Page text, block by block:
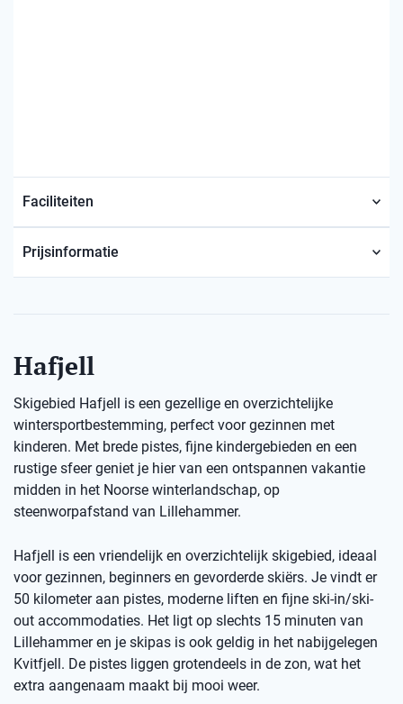
Faciliteiten
Prijsinformatie
Hafjell
Skigebied Hafjell is een gezellige en overzichtelijke
wintersportbestemming, perfect voor gezinnen met
kinderen. Met brede pistes, fijne kindergebieden en een
rustige sfeer geniet je hier van een ontspannen vakantie
midden in het Noorse winterlandschap, op
steenworpafstand van Lillehammer.
Hafjell is een vriendelijk en overzichtelijk skigebied, ideaal
voor gezinnen, beginners en gevorderde skiërs. Je vindt er
50 kilometer aan pistes, moderne liften en fijne ski-in/ski-
out accommodaties. Het ligt op slechts 15 minuten van
Lillehammer en je skipas is ook geldig in het nabijgelegen
Kvitfjell. De pistes liggen grotendeels in de zon, wat het
extra aangenaam maakt bij mooi weer.